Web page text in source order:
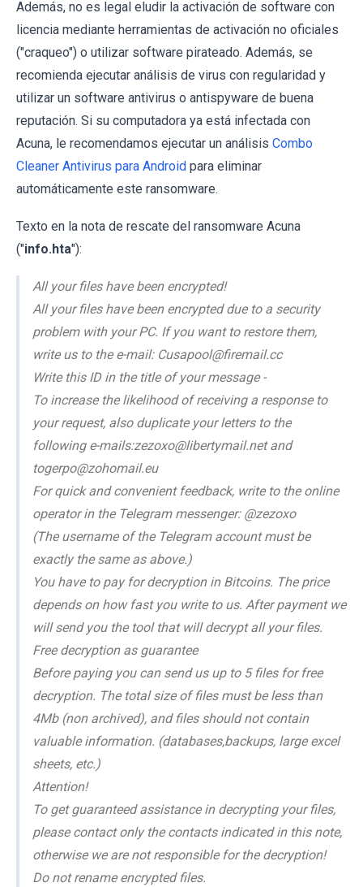
Además, no es legal eludir la activación de software con
licencia mediante herramientas de activación no oficiales
("craqueo") o utilizar software pirateado. Además, se
recomienda ejecutar análisis de virus con regularidad y
utilizar un software antivirus o antispyware de buena
reputación. Si su computadora ya está infectada con
Acuna, le recomendamos ejecutar un análisis Combo
Cleaner Antivirus para Android para eliminar
automáticamente este ransomware.
Texto en la nota de rescate del ransomware Acuna
("info.hta"):
All your files have been encrypted!
All your files have been encrypted due to a security
problem with your PC. If you want to restore them,
write us to the e-mail: Cusapool@firemail.cc
Write this ID in the title of your message -
To increase the likelihood of receiving a response to
your request, also duplicate your letters to the
following e-mails:zezoxo@libertymail.net and
togerpo@zohomail.eu
For quick and convenient feedback, write to the online
operator in the Telegram messenger: @zezoxo
(The username of the Telegram account must be
exactly the same as above.)
You have to pay for decryption in Bitcoins. The price
depends on how fast you write to us. After payment we
will send you the tool that will decrypt all your files.
Free decryption as guarantee
Before paying you can send us up to 5 files for free
decryption. The total size of files must be less than
4Mb (non archived), and files should not contain
valuable information. (databases,backups, large excel
sheets, etc.)
Attention!
To get guaranteed assistance in decrypting your files,
please contact only the contacts indicated in this note,
otherwise we are not responsible for the decryption!
Do not rename encrypted files.